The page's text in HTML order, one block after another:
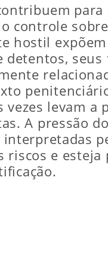
para
controle
hostil
seus
levam a
A pressão
e esteja